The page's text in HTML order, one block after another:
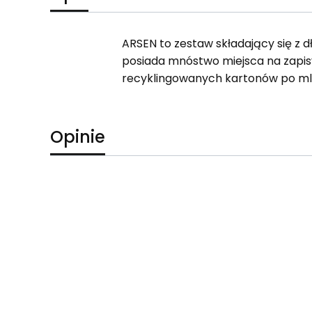
ARSEN to zestaw składający się
posiada mnóstwo miejsca na
recyklingowanych kartonów po
Opinie